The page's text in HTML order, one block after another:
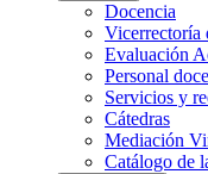
Docencia
Vicerrectoría
Evaluación
Personal
Servicios y
Cátedras
Mediación
Catálogo de